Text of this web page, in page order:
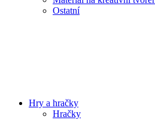
Ostatní
Hry a hračky
Hračky